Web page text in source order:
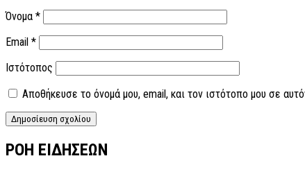
Όνομα *
Email *
Ιστότοπος
Αποθήκευσε το όνομά μου, email, και τον ιστότοπο μου σε
ΡΟΗ ΕΙΔΗΣΕΩΝ